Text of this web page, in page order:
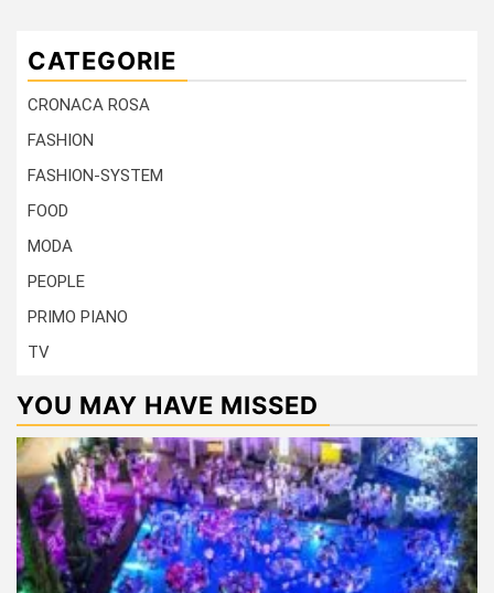
CATEGORIE
CRONACA ROSA
FASHION
FASHION-SYSTEM
FOOD
MODA
PEOPLE
PRIMO PIANO
TV
YOU MAY HAVE MISSED